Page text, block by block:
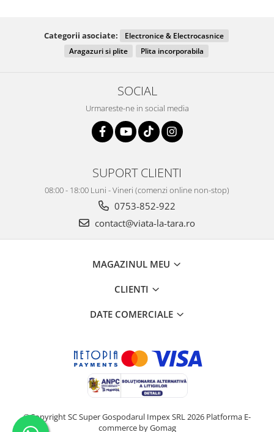
Categorii asociate:
Electronice & Electrocasnice
Aragazuri si plite
Plita incorporabila
SOCIAL
Urmareste-ne in social media
SUPORT CLIENTI
08:00 - 18:00 Luni - Vineri (comenzi online non-stop)
0753-852-922
contact@viata-la-tara.ro
MAGAZINUL MEU
CLIENTI
DATE COMERCIALE
©Copyright SC Super Gospodarul Impex SRL 2026 Platforma E-
commerce by Gomag